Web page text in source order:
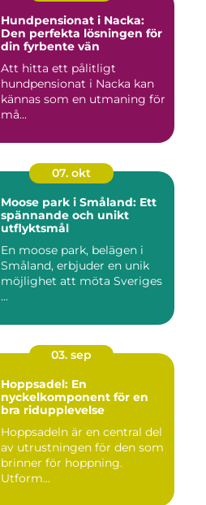
Hundpensionat i Nacka:
Den perfekta lösningen för
din fyrbente vän
Att hitta ett pålitligt
hundpensionat i Nacka kan
kännas som en utmaning för
må...
07. okt
Moose park i Småland: Ett
spännande och unikt
utflyktsmål
En moose park, belägen i
Småland, erbjuder en unik
möjlighet att möta Sveriges
...
03. sep
Hoppsadel: En
nyckelkomponent för en
bra ridupplevelse
Hoppsadeln är en central del
av utrustningen för den som
brinner för hoppning.
Utform...